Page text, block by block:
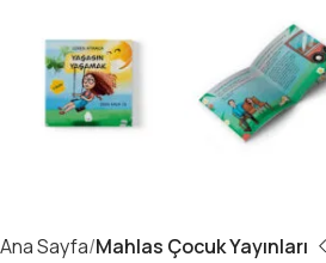
Ana Sayfa Mahlas Çocuk Yayınları